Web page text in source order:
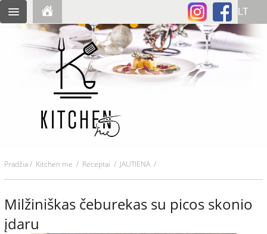
Pradžia/ Kitchen me / Receptai / JAUTIENA /
Milžiniškas čeburekas su picos skonio
įdaru